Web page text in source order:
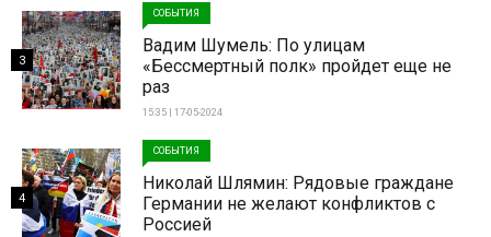
СОБЫТИЯ
Вадим Шумель: По улицам
«Бессмертный полк» пройдет еще не
раз
15:35 | 17-05-2024
3
СОБЫТИЯ
Николай Шлямин: Рядовые граждане
Германии не желают конфликтов с
Россией
4